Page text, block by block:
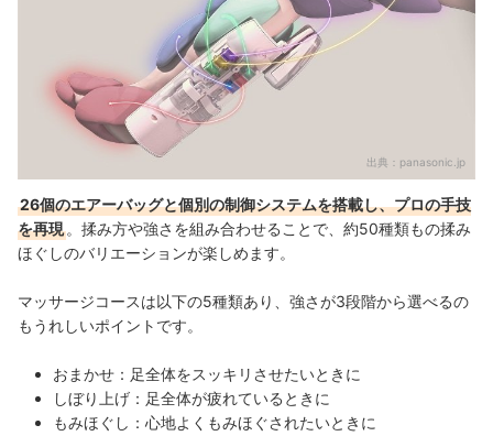
出典： panasonic.jp
26個のエアーバッグと個別の制御システムを搭載し、プロの手技
を再現 。揉み方や強さを組み合わせることで、約50種類もの揉み
ほぐしのバリエーションが楽しめます。
マッサージコースは以下の5種類あり、強さが3段階から選べるの
もうれしいポイントです。
おまかせ：足全体をスッキリさせたいときに
しぼり上げ：足全体が疲れているときに
もみほぐし：心地よくもみほぐされたいときに